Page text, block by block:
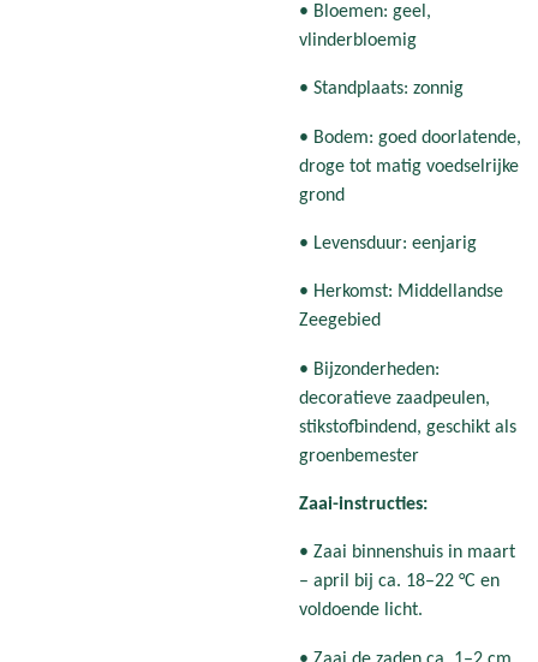
• Bloemen: geel,
vlinderbloemig
• Standplaats: zonnig
• Bodem: goed doorlatende,
droge tot matig voedselrijke
grond
• Levensduur: eenjarig
• Herkomst: Middellandse
Zeegebied
• Bijzonderheden:
decoratieve zaadpeulen,
stikstofbindend, geschikt als
groenbemester
Zaai-instructies:
• Zaai binnenshuis in maart
– april bij ca. 18–22 °C en
voldoende licht.